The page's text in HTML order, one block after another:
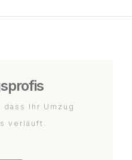
Ihr Umzug
verläuft.